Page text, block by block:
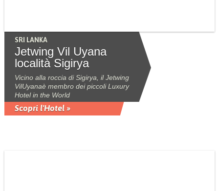
SRI LANKA
Jetwing Vil Uyana
località Sigirya
Vicino alla roccia di Sigirya, il Jetwing
VilUyanaè membro dei piccoli Luxury
Hotel in the World
Scopri l'Hotel »